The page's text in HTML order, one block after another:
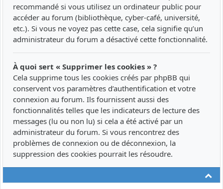
recommandé si vous utilisez un ordinateur public pour
accéder au forum (bibliothèque, cyber-café, université,
etc.). Si vous ne voyez pas cette case, cela signifie qu’un
administrateur du forum a désactivé cette fonctionnalité.
À quoi sert « Supprimer les cookies » ?
Cela supprime tous les cookies créés par phpBB qui
conservent vos paramètres d’authentification et votre
connexion au forum. Ils fournissent aussi des
fonctionnalités telles que les indicateurs de lecture des
messages (lu ou non lu) si cela a été activé par un
administrateur du forum. Si vous rencontrez des
problèmes de connexion ou de déconnexion, la
suppression des cookies pourrait les résoudre.